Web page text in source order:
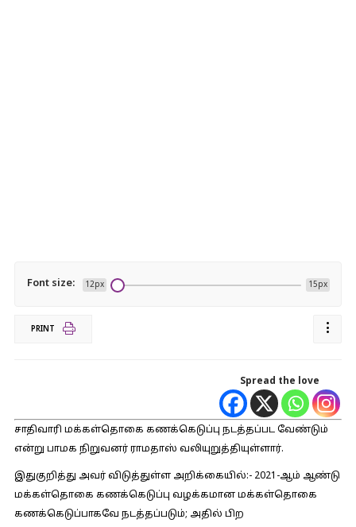
Font size: 12px 15px
PRINT
Spread the love
சாதிவாரி மக்கள்தொகை கணக்கெடுப்பு நடத்தப்பட வேண்டும்
என்று பாமக நிறுவனர் ராமதாஸ் வலியுறுத்தியுள்ளார்.
இதுகுறித்து அவர் விடுத்துள்ள அறிக்கையில்:-2021-ஆம் ஆண்டு
மக்கள்தொகை கணக்கெடுப்பு வழக்கமான மக்கள்தொகை
கணக்கெடுப்பாகவே நடத்தப்படும்; அதில் பிற